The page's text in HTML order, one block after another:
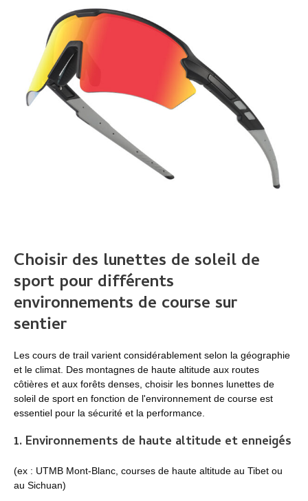
Choisir des lunettes de soleil de
sport pour différents
environnements de course sur
sentier
Les cours de trail varient considérablement selon la géographie
et le climat. Des montagnes de haute altitude aux routes
côtières et aux forêts denses, choisir les bonnes lunettes de
soleil de sport en fonction de l'environnement de course est
essentiel pour la sécurité et la performance.
1. Environnements de haute altitude et enneigés
(ex : UTMB Mont-Blanc, courses de haute altitude au Tibet ou
au Sichuan)